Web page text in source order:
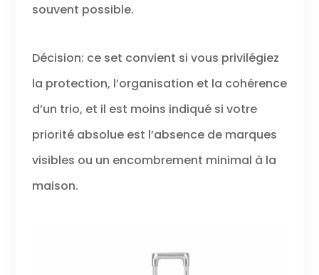
souvent possible.
Décision: ce set convient si vous privilégiez
la protection, l’organisation et la cohérence
d’un trio, et il est moins indiqué si votre
priorité absolue est l’absence de marques
visibles ou un encombrement minimal à la
maison.